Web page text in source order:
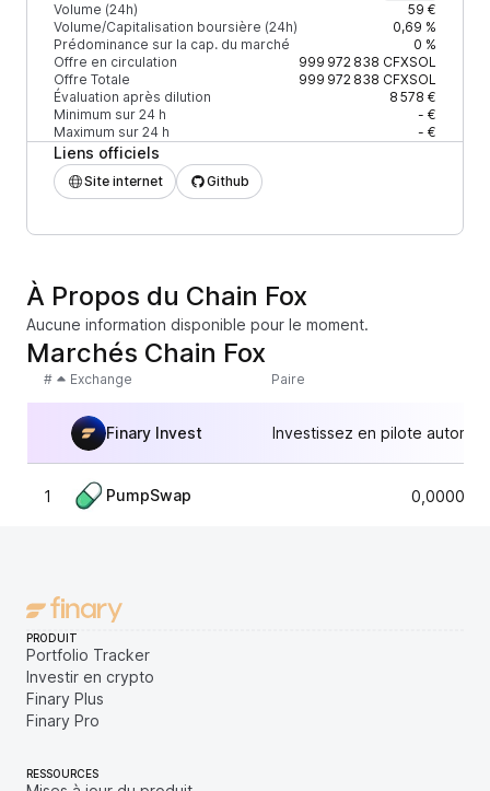
Volume (24h)
59 €
Volume/Capitalisation boursière (24h)
0,69 %
Prédominance sur la cap. du marché
0 %
Offre en circulation
999 972 838 CFXSOL
Offre Totale
999 972 838 CFXSOL
Évaluation après dilution
8 578 €
Minimum sur 24 h
- €
Maximum sur 24 h
- €
Liens officiels
Site internet Github
À Propos du Chain Fox
Aucune information disponible pour le moment.
Marchés Chain Fox
# Exchange Paire
Finary Invest Investissez en pilote
1 PumpSwap
PRODUIT
Portfolio Tracker
Investir en crypto
Finary Plus
Finary Pro
RESSOURCES